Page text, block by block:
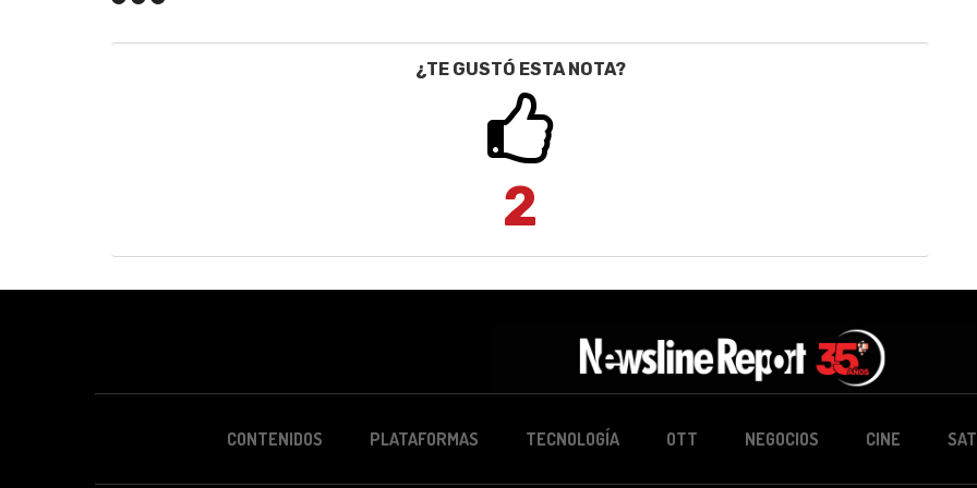
¿TE GUSTÓ ESTA NOTA?
2
CONTENIDOS PLATAFORMAS TECNOLOGÍA OTT NEGOCIOS CINE